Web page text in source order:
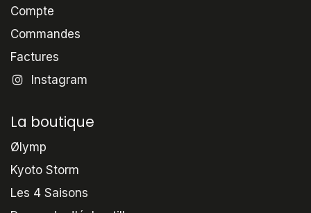
Compte
Commandes
Factures
Instagram
La boutique
Ølymp
Kyoto Storm
Les 4 Saisons